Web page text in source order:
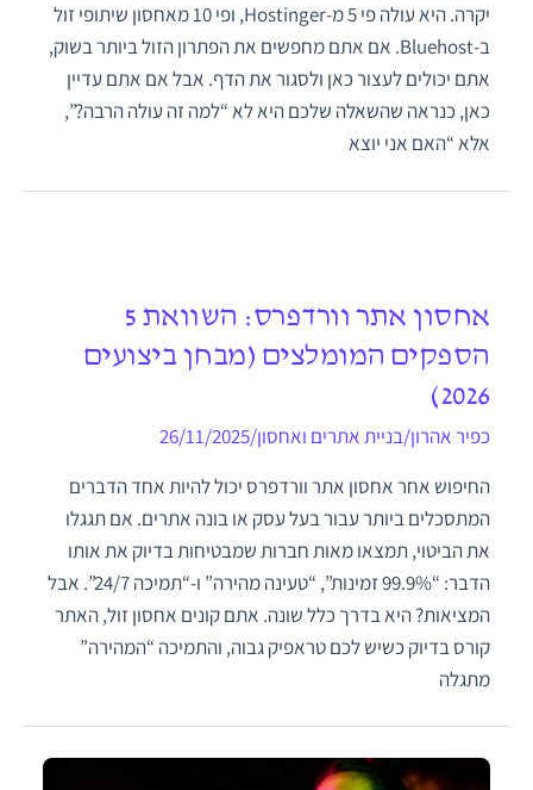
יקרה. היא עולה פי 5 מ-Hostinger, ופי 10 מאחסון שיתופי זול
ב-Bluehost. אם אתם מחפשים את הפתרון הזול ביותר בשוק,
אתם יכולים לעצור כאן ולסגור את הדף. אבל אם אתם עדיין
כאן, כנראה שהשאלה שלכם היא לא “למה זה עולה הרבה?”,
אלא “האם אני יוצא
אחסון אתר וורדפרס: השוואת 5
הספקים המומלצים (מבחן ביצועים
2026)
כפיר אהרון/בניית אתרים ואחסון/
26/11/2025
החיפוש אחר אחסון אתר וורדפרס יכול להיות אחד הדברים
המתסכלים ביותר עבור בעל עסק או בונה אתרים. אם תגגלו
את הביטוי, תמצאו מאות חברות שמבטיחות בדיוק את אותו
הדבר: “99.9% זמינות”, “טעינה מהירה” ו-“תמיכה 24/7”. אבל
המציאות? היא בדרך כלל שונה. אתם קונים אחסון זול, האתר
קורס בדיוק כשיש לכם טראפיק גבוה, והתמיכה “המהירה”
מתגלה